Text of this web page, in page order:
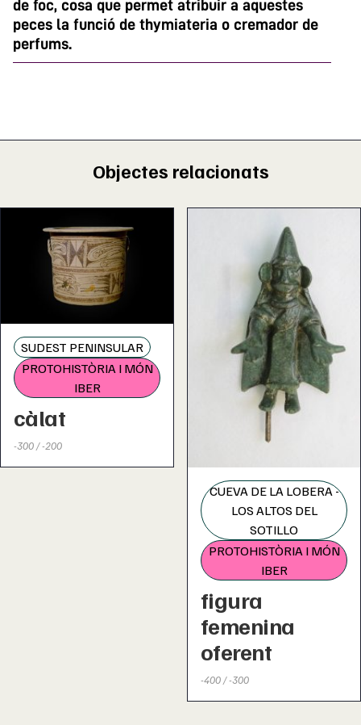
de foc, cosa que permet atribuir a aquestes
peces la funció de thymiateria o cremador de
perfums.
Objectes relacionats
SUDEST PENINSULAR
PROTOHISTÒRIA I MÓN
IBER
càlat
-300 / -200
CUEVA DE LA LOBERA -
LOS ALTOS DEL
SOTILLO
PROTOHISTÒRIA I MÓN
IBER
figura
femenina
oferent
-400 / -300